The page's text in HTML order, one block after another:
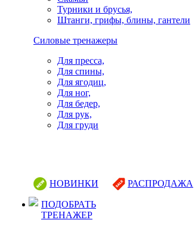
Турники и брусья,
Штанги, грифы, блины, гантели
Силовые тренажеры
Для пресса,
Для спины,
Для ягодиц,
Для ног,
Для бедер,
Для рук,
Для груди
НОВИНКИ РАСПРОДАЖА
ПОДОБРАТЬ
ТРЕНАЖЕР